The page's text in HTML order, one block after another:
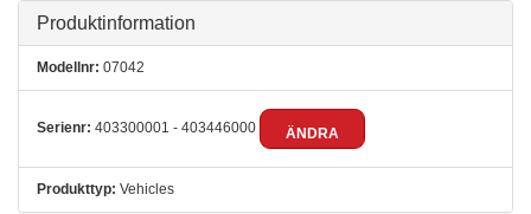
Produktinformation
Modellnr: 07042
Serienr: 403300001 - 403446000 ÄNDRA
Produkttyp: Vehicles